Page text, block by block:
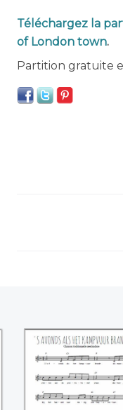
Téléchargez la
of London town.
Partition gratuite
's Avonds als
kampvuur